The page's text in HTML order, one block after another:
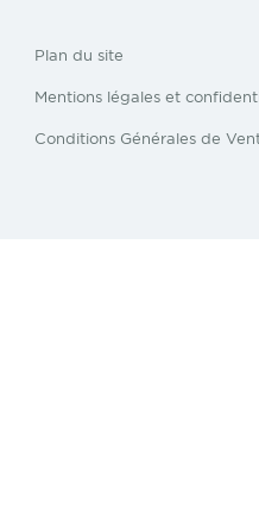
Plan du site
Mentions légales et
Conditions Générales de